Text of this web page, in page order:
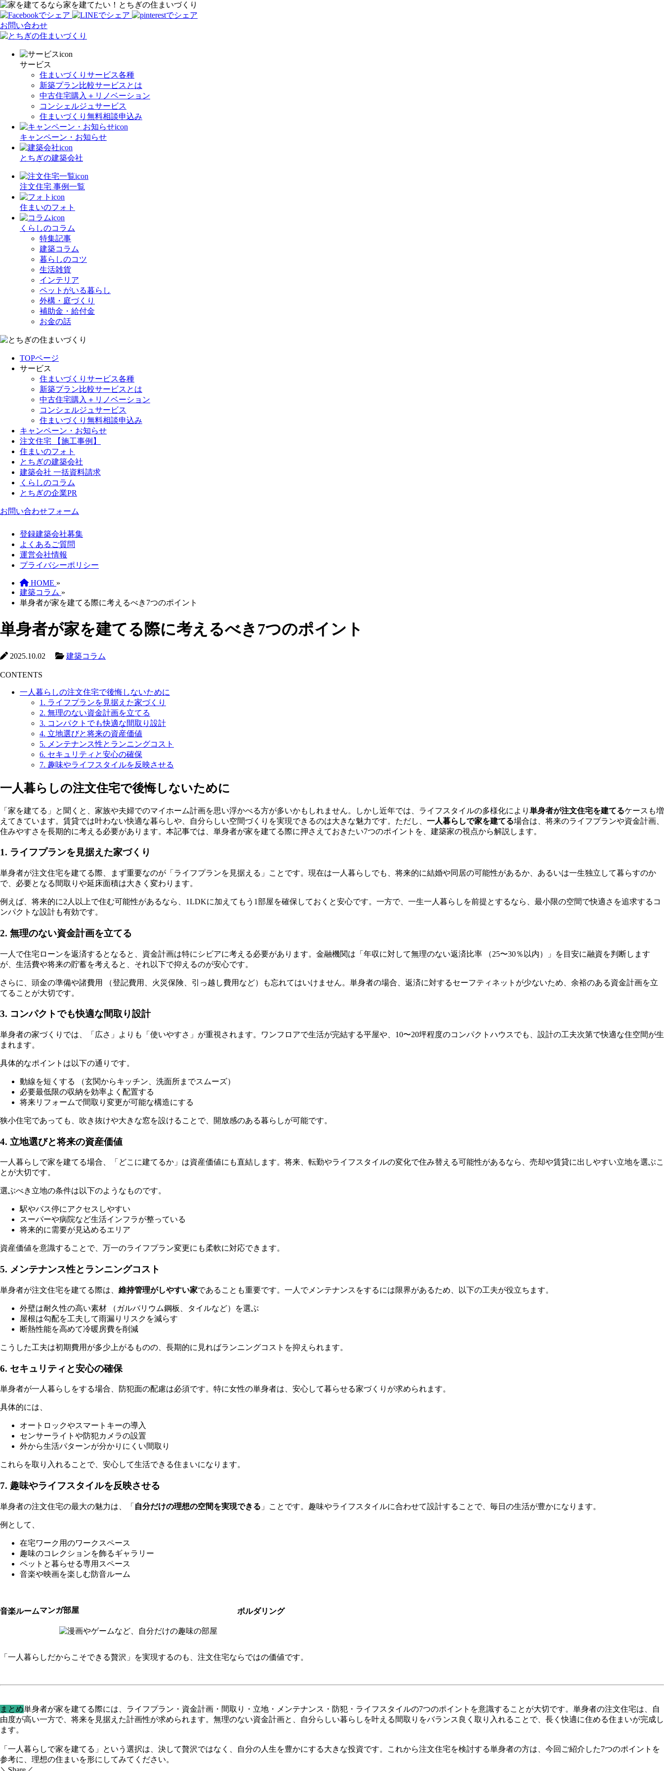
家を建てたい！とちぎの住まいづくり
お問い合わせ
サービス
住まいづくりサービス各種
新築プラン比較サービスとは
中古住宅購入＋リノベーション
コンシェルジュサービス
住まいづくり無料相談申込み
キャンペーン・お知らせ
とちぎの建築会社
注文住宅 事例一覧
住まいのフォト
くらしのコラム
特集記事
建築コラム
暮らしのコツ
生活雑貨
インテリア
ペットがいる暮らし
外構・庭づくり
補助金・給付金
お金の話
TOPページ
サービス
住まいづくりサービス各種
新築プラン比較サービスとは
中古住宅購入＋リノベーション
コンシェルジュサービス
住まいづくり無料相談申込み
キャンペーン・お知らせ
注文住宅 【施工事例】
住まいのフォト
とちぎの建築会社
建築会社 一括資料請求
くらしのコラム
とちぎの企業PR
お問い合わせフォーム
登録建築会社募集
よくあるご質問
運営会社情報
プライバシーポリシー
HOME »
建築コラム »
単身者が家を建てる際に考えるべき7つのポイント
単身者が家を建てる際に考えるべき7つのポイント
2025.10.02 建築コラム
CONTENTS
一人暮らしの注文住宅で後悔しないために
1. ライフプランを見据えた家づくり
2. 無理のない資金計画を立てる
3. コンパクトでも快適な間取り設計
4. 立地選びと将来の資産価値
5. メンテナンス性とランニングコスト
6. セキュリティと安心の確保
7. 趣味やライフスタイルを反映させる
一人暮らしの注文住宅で後悔しないために
「家を建てる」と聞くと、家族や夫婦でのマイホーム計画を思い浮かべる方が多いかもしれません。しかし近年では、ライフスタイルの多様化により 単身者が注文住宅を建てるケースも増
えてきています。賃貸では叶わない快適な暮らしや、自分らしい空間づくりを実現できるのは大きな魅力です。ただし、 一人暮らしで家を建てる場合は、将来のライフプランや資金計画、
住みやすさを長期的に考える必要があります。本記事では、単身者が家を建てる際に押さえておきたい7つのポイントを、建築家の視点から解説します。
1. ライフプランを見据えた家づくり
単身者が注文住宅を建てる際、まず重要なのが「ライフプランを見据える」ことです。現在は一人暮らしでも、将来的に結婚や同居の可能性があるか、あるいは一生独立して暮らすのか
で、必要となる間取りや延床面積は大きく変わります。
例えば、将来的に2人以上で住む可能性があるなら、1LDKに加えてもう1部屋を確保しておくと安心です。一方で、一生一人暮らしを前提とするなら、最小限の空間で快適さを追求するコ
ンパクトな設計も有効です。
2. 無理のない資金計画を立てる
一人で住宅ローンを返済するとなると、資金計画は特にシビアに考える必要があります。金融機関は「年収に対して無理のない返済比率 （25〜30％以内）」を目安に融資を判断します
が、生活費や将来の貯蓄を考えると、それ以下で抑えるのが安心です。
さらに、頭金の準備や諸費用 （登記費用、火災保険、引っ越し費用など）も忘れてはいけません。単身者の場合、返済に対するセーフティネットが少ないため、余裕のある資金計画を立
てることが大切です。
3. コンパクトでも快適な間取り設計
単身者の家づくりでは、「広さ」よりも「使いやすさ」が重視されます。ワンフロアで生活が完結する平屋や、10〜20坪程度のコンパクトハウスでも、設計の工夫次第で快適な住空間が生
まれます。
具体的なポイントは以下の通りです。
動線を短くする （玄関からキッチン、洗面所までスムーズ）
必要最低限の収納を効率よく配置する
将来リフォームで間取り変更が可能な構造にする
狭小住宅であっても、吹き抜けや大きな窓を設けることで、開放感のある暮らしが可能です。
4. 立地選びと将来の資産価値
一人暮らしで家を建てる場合、「どこに建てるか」は資産価値にも直結します。将来、転勤やライフスタイルの変化で住み替える可能性があるなら、売却や賃貸に出しやすい立地を選ぶこ
とが大切です。
選ぶべき立地の条件は以下のようなものです。
駅やバス停にアクセスしやすい
スーパーや病院など生活インフラが整っている
将来的に需要が見込めるエリア
資産価値を意識することで、万一のライフプラン変更にも柔軟に対応できます。
5. メンテナンス性とランニングコスト
単身者が注文住宅を建てる際は、 維持管理がしやすい家であることも重要です。一人でメンテナンスをするには限界があるため、以下の工夫が役立ちます。
外壁は耐久性の高い素材 （ガルバリウム鋼板、タイルなど）を選ぶ
屋根は勾配を工夫して雨漏りリスクを減らす
断熱性能を高めて冷暖房費を削減
こうした工夫は初期費用が多少上がるものの、長期的に見ればランニングコストを抑えられます。
6. セキュリティと安心の確保
単身者が一人暮らしをする場合、防犯面の配慮は必須です。特に女性の単身者は、安心して暮らせる家づくりが求められます。
具体的には、
オートロックやスマートキーの導入
センサーライトや防犯カメラの設置
外から生活パターンが分かりにくい間取り
これらを取り入れることで、安心して生活できる住まいになります。
7. 趣味やライフスタイルを反映させる
単身者の注文住宅の最大の魅力は、「 自分だけの理想の空間を実現できる 」ことです。趣味やライフスタイルに合わせて設計することで、毎日の生活が豊かになります。
例として、
在宅ワーク用のワークスペース
趣味のコレクションを飾るギャラリー
ペットと暮らせる専用スペース
音楽や映画を楽しむ防音ルーム
音楽ルームマンガ部屋 ボルダリング
「一人暮らしだからこそできる贅沢」を実現するのも、注文住宅ならではの価値です。
まとめ単身者が家を建てる際には、ライフプラン・資金計画・間取り・立地・メンテナンス・防犯・ライフスタイルの7つのポイントを意識することが大切です。単身者の注文住宅は、自
由度が高い一方で、将来を見据えた計画性が求められます。無理のない資金計画と、自分らしい暮らしを叶える間取りをバランス良く取り入れることで、長く快適に住める住まいが完成し
ます。
「一人暮らしで家を建てる」という選択は、決して贅沢ではなく、自分の人生を豊かにする大きな投資です。これから注文住宅を検討する単身者の方は、今回ご紹介した7つのポイントを
参考に、理想の住まいを形にしてみてください。